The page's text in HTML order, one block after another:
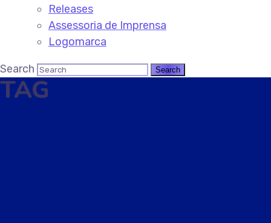
Releases
Assessoria de Imprensa
Logomarca
Search
TAG